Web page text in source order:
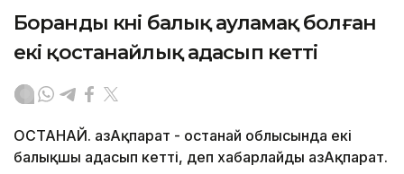
Боранды күні балық ауламақ болған
екі қостанайлық адасып кетті
ҚОСТАНАЙ. ҚазАқпарат - Қостанай облысында екі
балықшы адасып кетті, деп хабарлайды ҚазАқпарат.